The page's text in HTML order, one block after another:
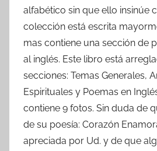
alfabético sin que ello insinúe
colección está escrita
mas contiene una sección de
al inglés. Este libro está
secciones: Temas Generales,
Espirituales y Poemas en
contiene 9 fotos. Sin duda de
de su poesía: Corazón
apreciada por Ud. y de que